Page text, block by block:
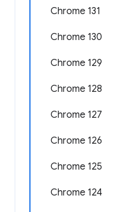
Chrome 131
Chrome 130
Chrome 129
Chrome 128
Chrome 127
Chrome 126
Chrome 125
Chrome 124